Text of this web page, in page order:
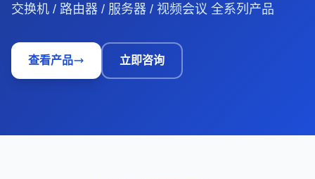
交换机 / 路由器 / 服务器 / 视频会议 全系列产品
查看产品 立即咨询